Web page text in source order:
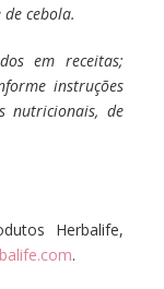
cebola.
em receitas;
instruções
nutricionais, de
Herbalife,
.